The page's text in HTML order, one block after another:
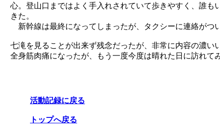
心。登山口まではよく手入れされていて歩きやすく、誰
きた。
新幹線は最終になってしまったが、タクシーに連絡がつ
七滝を見ることが出来ず残念だったが、非常に内容の濃い
全身筋肉痛になったが、もう一度今度は晴れた日に訪れて
活動記録に戻る
トップへ戻る